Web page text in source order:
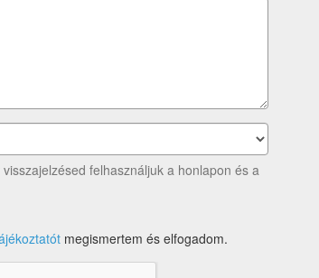
felhasználjuk a honlapon és a
megismertem és elfogadom.